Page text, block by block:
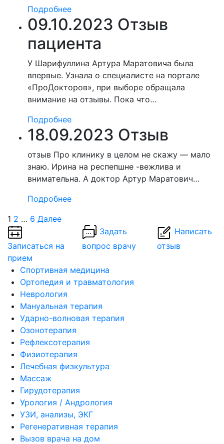
Подробнее
09.10.2023 Отзыв
пациента
У Шарифуллина Артура Маратовича была
впервые. Узнала о специалисте на портале
«ПроДокторов», при выборе обращала
внимание на отзывы. Пока что…
Подробнее
18.09.2023 Отзыв
отзыв Про клинику в целом не скажу — мало
знаю. Ирина на респепшне -вежлива и
внимательна. А доктор Артур Маратович…
Подробнее
1 2 … 6 Далее
Записаться на
прием
Задать
вопрос врачу
Написать
отзыв
Спортивная медицина
Ортопедия и травматология
Неврология
Мануальная терапия
Ударно-волновая терапия
Озонотерапия
Рефлексотерапия
Физиотерапия
Лечебная физкультура
Массаж
Гирудотерапия
Урология / Андрология
УЗИ, анализы, ЭКГ
Регенеративная терапия
Вызов врача на дом